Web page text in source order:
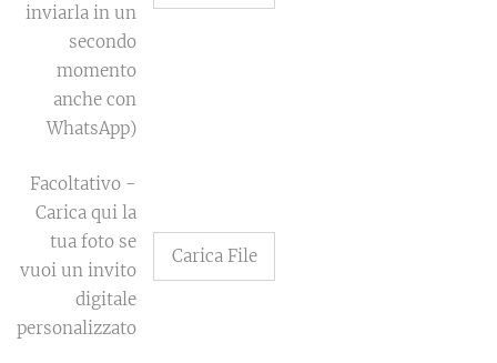
inviarla in un
secondo
momento
anche con
WhatsApp)
Facoltativo -
Carica qui la
tua foto se
vuoi un invito
digitale
personalizzato
Carica File